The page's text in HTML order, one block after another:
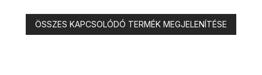
ÖSSZES KAPCSOLÓDÓ TERMÉK MEGJELENÍTÉSE